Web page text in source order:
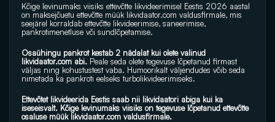
Kõige levinumaks viisiks ettevõtte likvideerimisel Eestis 2026 aastal
on maksejõuetu ettevõtte müük likvidaator.com valdusfirmale, mis
seejärel korraldab ettevõtte likvideerimise, saneerimise,
pankrotimenetluse või sundlõpetamise.
likvidaator.com abi. Peale seda olete tegevuse lõpetanud firmast
väljas ning kohustustest vaba. Humoorikalt väljendudes võib seda
nimetada ka pankroti eelseks turbolikvideerimiseks.
Ettevõtet likvideerida Eestis saab nii likvidaatori abiga kui ka
iseseisvalt. Kõige levinumaks viisiks on tegevuse lõpetanud ettevõtte
osaluse müük likvidaator.com valdusfirmale.